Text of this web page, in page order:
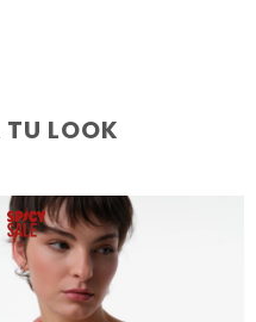
LOOK